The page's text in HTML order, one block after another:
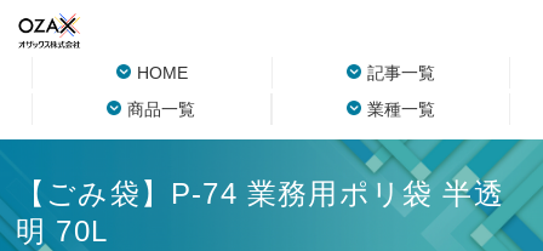
HOME
記事一覧
商品一覧
業種一覧
【ごみ袋】P-74 業務用ポリ袋 半透
明 70L